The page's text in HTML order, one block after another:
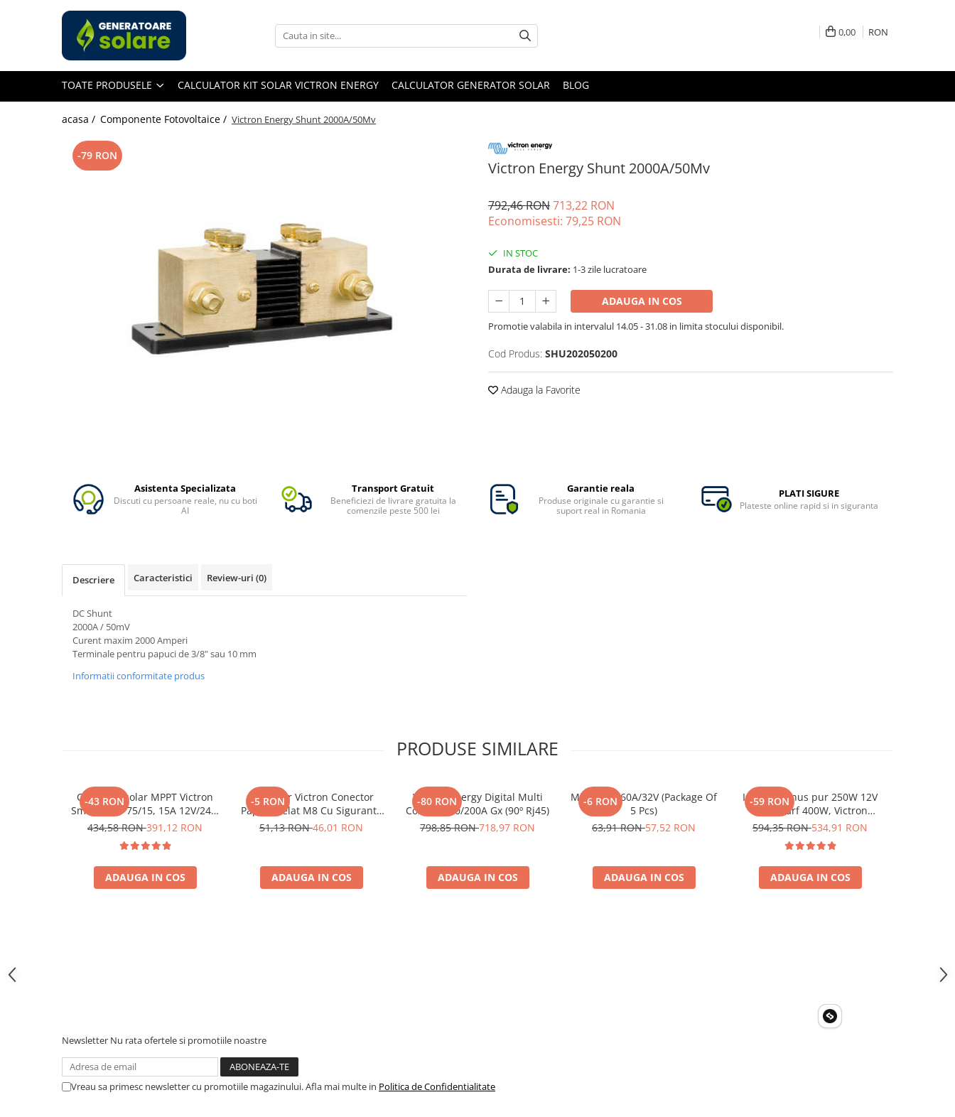
Toate Produsele
Cauta dupa capacitate
Intre 1000-2000W
Intre 2000-3000W
Accesorii Statii de Alimentare
Toate generatoarele
Panouri Solare Pliabile
Cauta dupa marca
Frigidere Portabile
Componente Fotovoltaice
Incarcatoare solare
Incarcatoare solare MPPT
Incarcatoare solare PWM
Interfete si cabluri
Accesorii
Invertoare Off-grid
Incarcatoare de retea
Acumulatori de stocare
0,00 RON
TOATE PRODUSELE CALCULATOR KIT SOLAR VICTRON ENERGY CALCULATOR GENERATOR SOLAR BLOG
acasa / Componente Fotovoltaice / Victron Energy Shunt 2000A/50Mv
Victron Energy Shunt 2000A/50Mv
-79 RON
792,46 RON713,22 RON
Economisesti: 79,25 RON
IN STOC
Durata de livrare: 1-3 zile lucratoare
ADAUGA IN COS
Promotie valabila in intervalul 14.05 - 31.08 in limita stocului disponibil.
Cod Produs: SHU202050200
Adauga la Favorite
Asistenta Specializata
Discuti cu persoane reale, nu cu boti
AI
Transport Gratuit
Beneficiezi de livrare gratuita la
comenzile peste 500 lei
Garantie reala
Produse originale cu garantie si
suport real in Romania
PLATI SIGURE
Plateste online rapid si in siguranta
Descriere Caracteristici Review-uri (0)
DC Shunt
2000A / 50mV
Curent maxim 2000 Amperi
Terminale pentru papuci de 3/8" sau 10 mm
Informatii conformitate produs
PRODUSE SIMILARE
-43 RON
Controler solar MPPT Victron
SmartSolar 75/15, 15A 12V/24V,
cu Bluetooth integrat
434,58 RON391,12 RON
ADAUGA IN COS
-5 RON
Conector Victron Conector
Papuc Inelat M8 Cu Siguranta
Fuzibila Ato De 30A
51,13 RON46,01 RON
ADAUGA IN COS
-80 RON
Victron Energy Digital Multi
Control 200/200A Gx (90º Rj45)
798,85 RON718,97 RON
ADAUGA IN COS
-6 RON
Midi-Fuse 60A/32V (Package Of
5 Pcs)
63,91 RON57,52 RON
ADAUGA IN COS
-59 RON
Invertor sinus pur 250W 12V
230V, varf 400W, Victron
Phoenix, pentru auto, panouri
594,35 RON534,91 RON
ADAUGA IN COS
Newsletter Nu rata ofertele si promotiile noastre
Vreau sa primesc newsletter cu promotiile magazinului. Afla mai multe in Politica de Confidentialitate